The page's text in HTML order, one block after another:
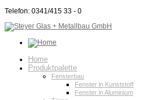
Telefon: 0341/415 33 - 0
Home
Produktpalette
Fensterbau
Fenster in Kunststoff
Fenster in Aluminium